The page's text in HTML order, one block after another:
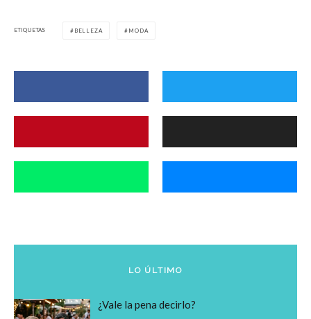
ETIQUETAS BELLEZA MODA
LO ÚLTIMO
¿Vale la pena decirlo?